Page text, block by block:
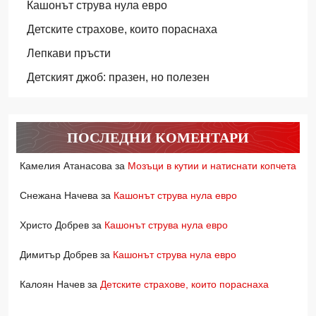
Кашонът струва нула евро
Детските страхове, които пораснаха
Лепкави пръсти
Детският джоб: празен, но полезен
ПОСЛЕДНИ КОМЕНТАРИ
Камелия Атанасова за Мозъци в кутии и натиснати копчета
Снежана Начева за Кашонът струва нула евро
Христо Добрев за Кашонът струва нула евро
Димитър Добрев за Кашонът струва нула евро
Калоян Начев за Детските страхове, които пораснаха